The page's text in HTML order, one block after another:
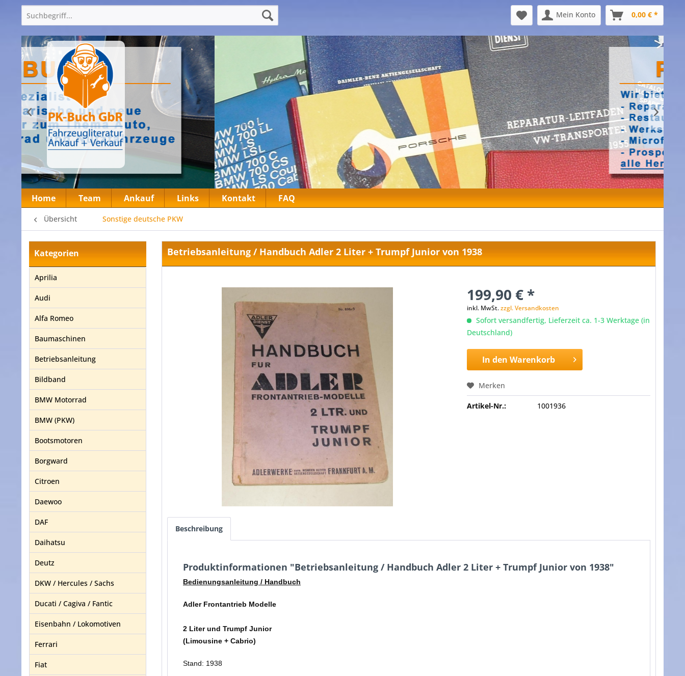
Mein Konto 0,00 € *
Home Team Ankauf Links Kontakt FAQ
Übersicht Sonstige deutsche PKW
Kategorien
Aprilia
Audi
Alfa Romeo
Baumaschinen
Betriebsanleitung
Bildband
BMW Motorrad
BMW (PKW)
Bootsmotoren
Borgward
Citroen
Daewoo
DAF
Daihatsu
Deutz
DKW / Hercules / Sachs
Ducati / Cagiva / Fantic
Eisenbahn / Lokomotiven
Ferrari
Fiat
Betriebsanleitung / Handbuch Adler 2 Liter + Trumpf Junior von 1938
199,90 € *
inkl. MwSt.zzgl. Versandkosten
Sofort versandfertig, Lieferzeit ca. 1-3 Werktage (in
Deutschland)
In den Warenkorb
Merken
Artikel-Nr.: 1001936
Beschreibung
Produktinformationen "Betriebsanleitung / Handbuch Adler 2 Liter + Trumpf Junior von 1938"
Bedienungsanleitung / Handbuch
Adler Frontantrieb Modelle
2 Liter und Trumpf Junior
(Limousine + Cabrio)
Stand: 1938